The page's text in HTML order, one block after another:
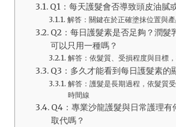
Q1：每天護髮會否導致頭皮油膩
解答：關鍵在於正確塗抹位置與
Q2：每日護髮素是否足夠？潤髮
可以只用一種嗎？
解答：依髮質、受損程度與目標
Q3：多久才能看到每日護髮素的
解答：護髮是長期過程，依髮質
時間線
Q4：專業沙龍護髮與日常護理有
取代嗎？